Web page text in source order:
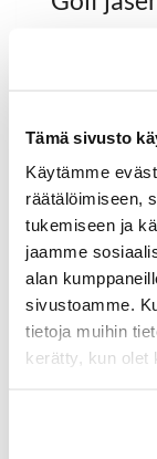
Tämä sivusto
Käytämme
räätälöimiseen,
tukemiseen ja
jaamme
alan
sivustoamme.
tietoja muihin
kerätty, kun olet
Jäsennumero:
Haluan
Olen